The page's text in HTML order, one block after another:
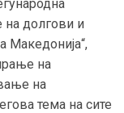
долгови и
Македонија“,
на
на
тема на сите